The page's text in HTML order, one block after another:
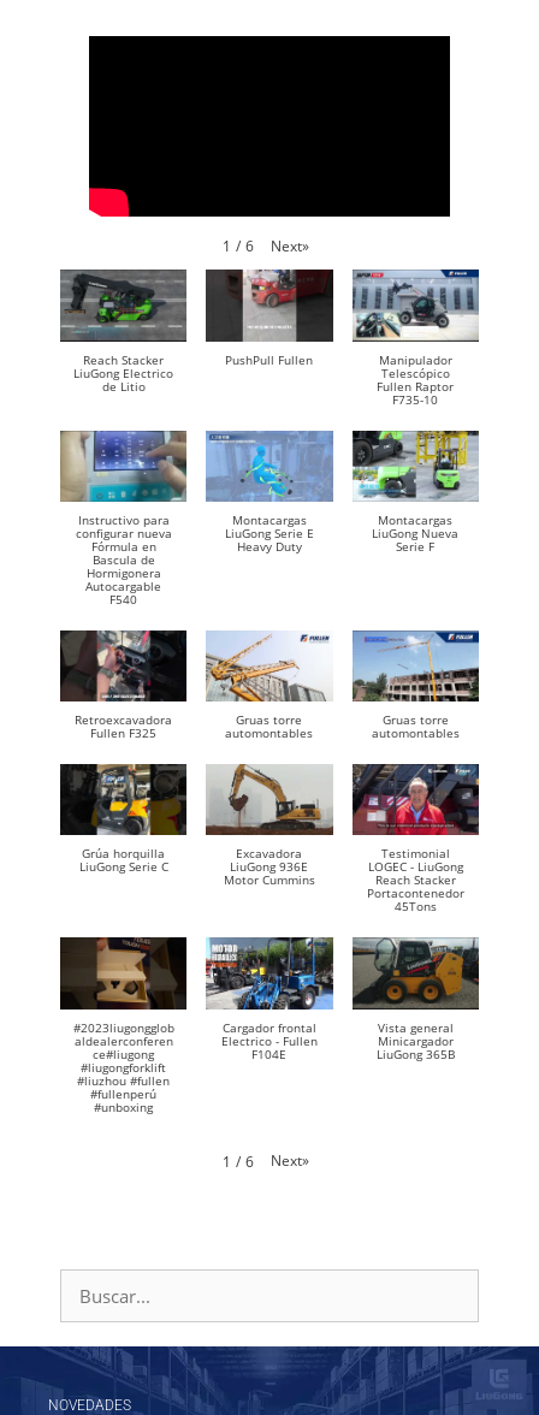
1 / 6 Next»
Reach Stacker
LiuGong Electrico
de Litio
PushPull Fullen
Manipulador
Telescópico
Fullen Raptor
F735-10
Instructivo para
configurar nueva
Fórmula en
Bascula de
Hormigonera
Autocargable
F540
Montacargas
LiuGong Serie E
Heavy Duty
Montacargas
LiuGong Nueva
Serie F
Retroexcavadora
Fullen F325
Gruas torre
automontables
Gruas torre
automontables
Grúa horquilla
LiuGong Serie C
Excavadora
LiuGong 936E
Motor Cummins
Testimonial
LOGEC - LiuGong
Reach Stacker
Portacontenedor
45Tons
#2023liugongglob
aldealerconferen
ce#liugong
#liugongforklift
#liuzhou #fullen
#fullenperú
#unboxing
Cargador frontal
Electrico - Fullen
F104E
Vista general
Minicargador
LiuGong 365B
1 / 6 Next»
NOVEDADES